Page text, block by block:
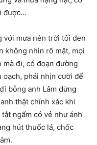
được…
với mưa nên trời tối đen
không nhìn rõ mặt, mọi
mà đi, có đoạn đường
oạch, phải nhịn cười để
bỗng anh Lâm dừng
thật chính xác khi
ngấm có vẻ như ánh
hút thuốc lá, chốc